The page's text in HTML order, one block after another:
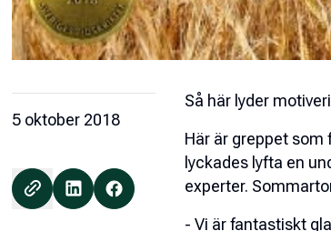
5 oktober 2018
Så här lyder
Här är greppet som
lyckades lyfta en
experter.
- Vi är fantastiskt